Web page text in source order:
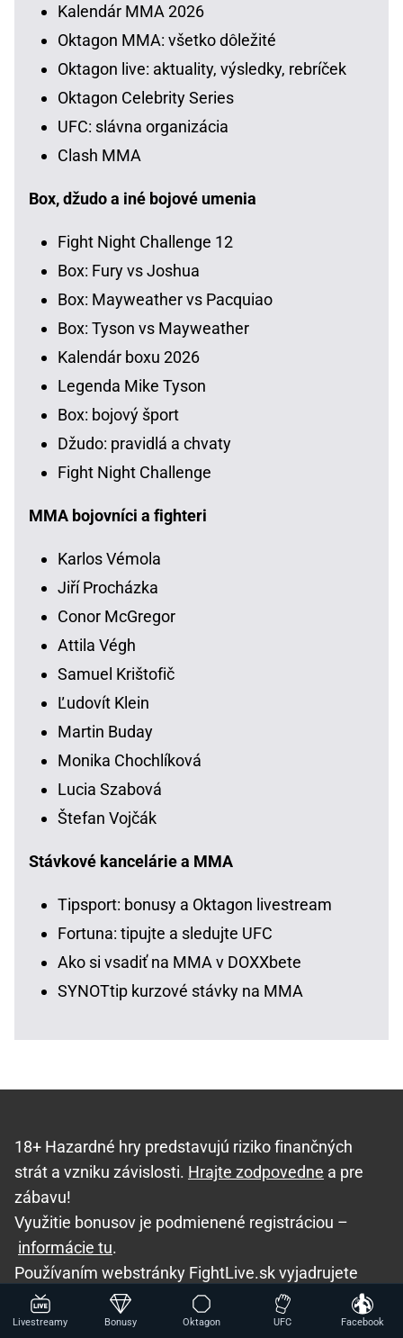
Kalendár MMA 2026
Oktagon MMA: všetko dôležité
Oktagon live: aktuality, výsledky, rebríček
Oktagon Celebrity Series
UFC: slávna organizácia
Clash MMA
Box, džudo a iné bojové umenia
Fight Night Challenge 12
Box: Fury vs Joshua
Box: Mayweather vs Pacquiao
Box: Tyson vs Mayweather
Kalendár boxu 2026
Legenda Mike Tyson
Box: bojový šport
Džudo: pravidlá a chvaty
Fight Night Challenge
MMA bojovníci a fighteri
Karlos Vémola
Jiří Procházka
Conor McGregor
Attila Végh
Samuel Krištofič
Ľudovít Klein
Martin Buday
Monika Chochlíková
Lucia Szabová
Štefan Vojčák
Stávkové kancelárie a MMA
Tipsport: bonusy a Oktagon livestream
Fortuna: tipujte a sledujte UFC
Ako si vsadiť na MMA v DOXXbete
SYNOTtip kurzové stávky na MMA
18+ Hazardné hry predstavujú riziko finančných
strát a vzniku závislosti. Hrajte zodpovedne a pre
zábavu!
Využitie bonusov je podmienené registráciou –
informácie tu.
Používaním webstránky FightLive.sk vyjadrujete
súhlas s používaním cookies v súlade s nastavením
vášho prehliadača.
Livestreamy Bonusy Oktagon UFC Facebook